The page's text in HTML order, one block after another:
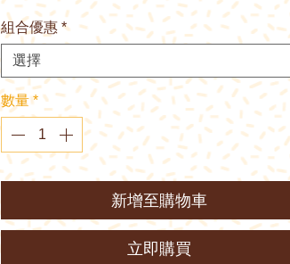
般
價
格
銷
價
格
組合優惠 *
選擇
數量 *
新增至購物車
立即購買